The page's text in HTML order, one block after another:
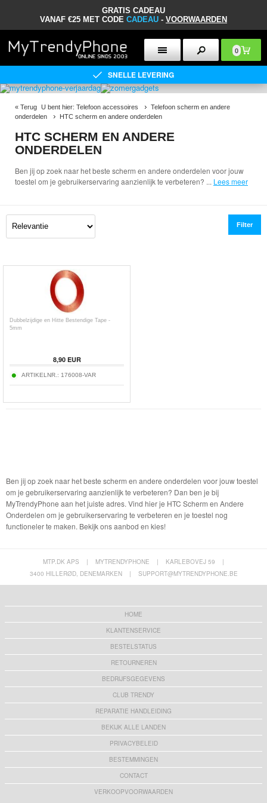
GRATIS CADEAU
VANAF €25 MET CODE CADEAU - VOORWAARDEN
0
SNELLE LEVERING
« Terug U bent hier: Telefoon accessoires
Telefoon scherm en andere
onderdelen
HTC scherm en andere onderdelen
HTC SCHERM EN ANDERE
ONDERDELEN
Ben jij op zoek naar het beste scherm en andere onderdelen voor jouw
toestel om je gebruikerservaring aanzienlijk te verbeteren? ... Lees meer
Filter
Dubbelzijdige en Hitte Bestendige Tape -
5mm
8,90EUR
ARTIKELNR.: 176008-VAR
Ben jij op zoek naar het beste scherm en andere onderdelen voor jouw toestel
om je gebruikerservaring aanzienlijk te verbeteren? Dan ben je bij
MyTrendyPhone aan het juiste adres. Vind hier je HTC Scherm en Andere
Onderdelen om je gebruikerservaring te verbeteren en je toestel nog
functioneler te maken. Bekijk ons aanbod en kies!
MTP.DK APS | MYTRENDYPHONE | KARLEBOVEJ 59
|
3400 HILLERØD, DENEMARKEN
| SUPPORT@MYTRENDYPHONE.BE
HOME
KLANTENSERVICE
BESTELSTATUS
RETOURNEREN
BEDRIJFSGEGEVENS
CLUB TRENDY
REPARATIE HANDLEIDING
BEKIJK ALLE LANDEN
PRIVACYBELEID
BESTEMMINGEN
CONTACT
VERKOOPVOORWAARDEN